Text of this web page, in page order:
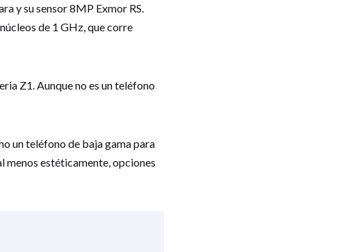
y su sensor 8MP Exmor RS.
de 1 GHz, que corre
Z1. Aunque no es un teléfono
un teléfono de baja gama para
menos estéticamente, opciones